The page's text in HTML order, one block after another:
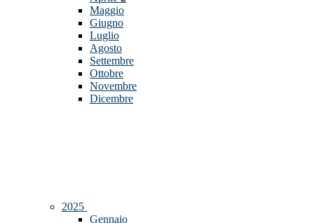
Maggio
Giugno
Luglio
Agosto
Settembre
Ottobre
Novembre
Dicembre
2025
Gennaio